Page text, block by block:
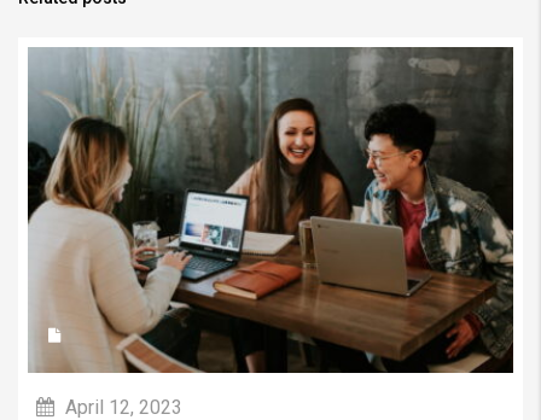
April 12, 2023